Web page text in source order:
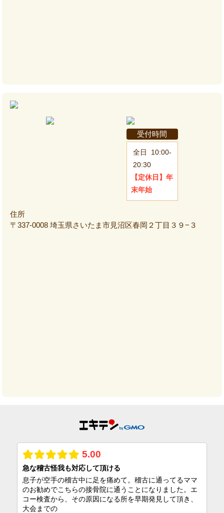
受付時間
全日
10:00-
20:30
【定休日】 年
末年始
住所
〒337-0008 埼玉県さいたま市見沼区春岡２丁目３９−３